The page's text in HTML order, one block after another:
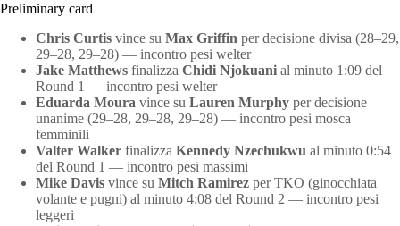
Preliminary card
Chris Curtis vince su Max Griffin per decisione divisa (28–29,
29–28, 29–28) — incontro pesi welter
Jake Matthews finalizza Chidi Njokuani al minuto 1:09 del
Round 1 — incontro pesi welter
Eduarda Moura vince su Lauren Murphy per decisione
unanime (29–28, 29–28, 29–28) — incontro pesi mosca
femminili
Valter Walker finalizza Kennedy Nzechukwu al minuto 0:54
del Round 1 — incontro pesi massimi
Mike Davis vince su Mitch Ramirez per TKO (ginocchiata
volante e pugni) al minuto 4:08 del Round 2 — incontro pesi
leggeri